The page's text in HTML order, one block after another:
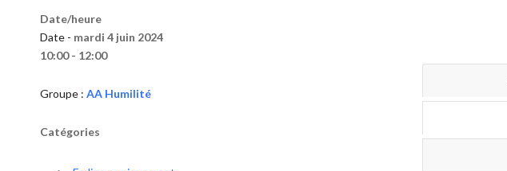
Date/heure
Date - mardi 4 juin 2024
10:00 - 12:00
Groupe : AA Humilité
Catégories